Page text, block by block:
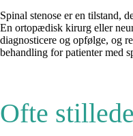
Spinal stenose er en tilstand,
En ortopædisk kirurg eller
diagnosticere og opfølge, og
behandling for patienter med
Ofte